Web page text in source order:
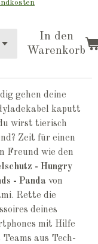
In den
Warenkorb
gehen deine
kaputt
wirst tierisch
Zeit für einen
Freund wie den
- Hungry
- Panda von
Rette die
deines
mit Hilfe
Teams aus Tech-